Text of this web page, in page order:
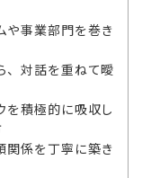
事業部門を巻き
対話を重ねて曖
積極的に吸収し
係を丁寧に築き